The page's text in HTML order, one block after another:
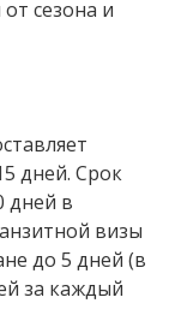
сезона и
дней. Срок
дней в
визы
до 5 дней (в
за каждый